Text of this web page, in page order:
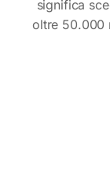
significa
oltre 50.000